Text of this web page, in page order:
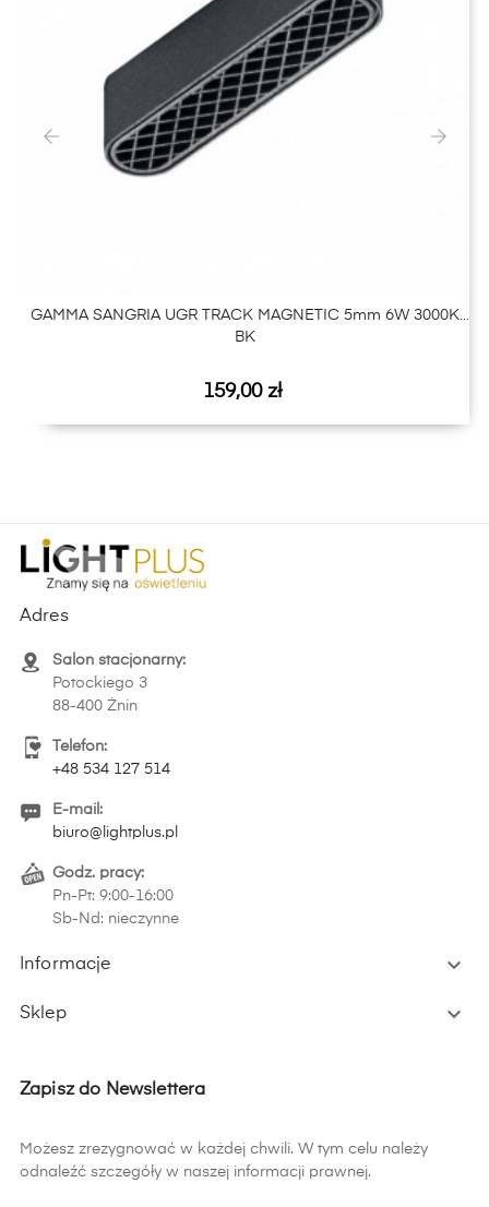
GAMMA SANGRIA UGR TRACK MAGNETIC 5mm 6W 3000K
BK
Cena
159,00 zł
Adres
Salon stacjonarny:
Potockiego 3
88-400 Żnin
Telefon:
+48 534 127 514
E-mail:
biuro@lightplus.pl
Godz. pracy:
Pn-Pt: 9:00-16:00
Sb-Nd: nieczynne
Informacje 
Sklep 
Zapisz do Newslettera
Możesz zrezygnować w każdej chwili. W tym celu należy
odnaleźć szczegóły w naszej informacji prawnej.